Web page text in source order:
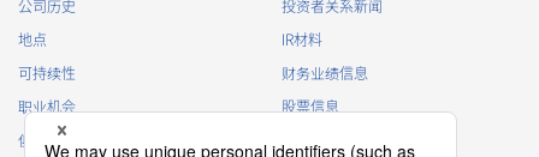
公司历史
地点
可持续性
职业机会
俱乐部活动
投资者关系新闻
IR材料
财务业绩信息
股票信息
IR日历